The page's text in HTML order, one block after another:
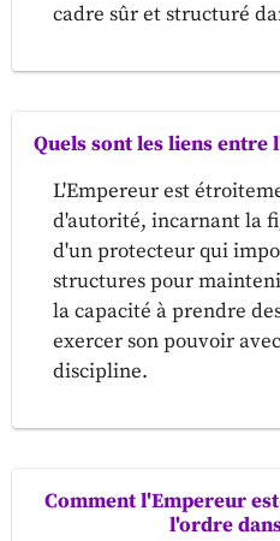
cadre sûr et structuré
Quels sont les liens
L'Empereur est
d'autorité, incarnant la
d'un protecteur qui
structures pour
la capacité à prendre
exercer son pouvoir
discipline.
Comment l'Empereur
l'ordre